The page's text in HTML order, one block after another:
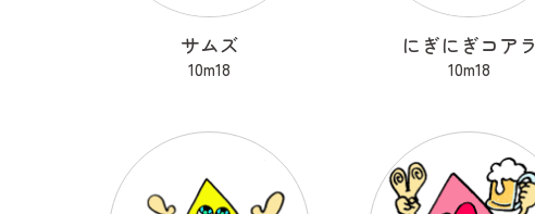
サムズ
10m18
にぎにぎコアラ
10m18